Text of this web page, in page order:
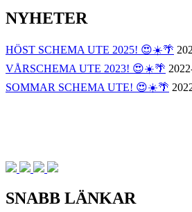
NYHETER
HÖST SCHEMA UTE 2025! 😍☀️🌴
VÅRSCHEMA UTE 2023! 😍☀️🌴
SOMMAR SCHEMA UTE! 😍☀️🌴
SNABB LÄNKAR